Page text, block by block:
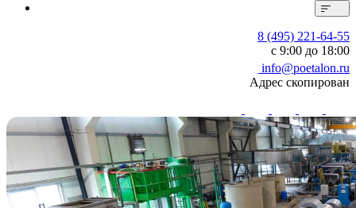
8 (495) 221-64-55
с 9:00 до 18:00
info@poetalon.ru
Адрес скопирован